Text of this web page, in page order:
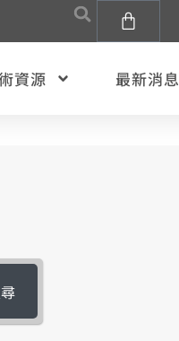
資源 最新消息